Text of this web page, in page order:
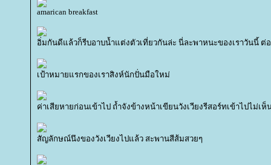
amarican breakfast
อิ่มกันดีแล้วก็รีบอาบน้ำแต่งตัวเที่ยวกันล่ะ นี่ละพาหนะของเราวันนี้ ต่
เป้าหมายแรกของเราสิงห์นักปั่นมือใหม่
ค่าเสียหายก่อนเข้าไป ถ้ำจังข้างหน้าเขียนวังเวียงรีสอร์ทเข้าไปไม่เ
สัญลักษณ์นึงของวังเวียงไปแล้ว สะพานสีส้มสวยๆ